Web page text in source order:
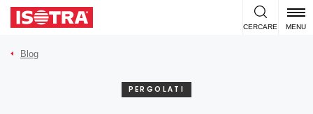
Vai al contenuto
CERCARE MENU
Blog
PERGOLATI